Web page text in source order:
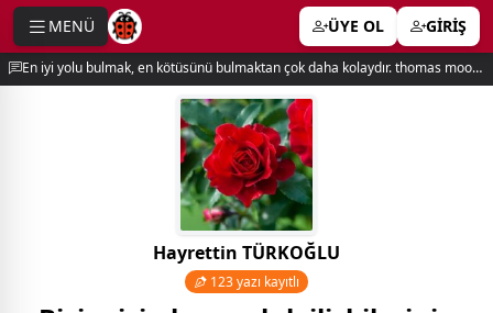
MENÜ ÜYE OL GİRİŞ
En iyi yolu bulmak, en kötüsünü bulmaktan çok daha kolaydır. thomas moore
Hayrettin TÜRKOĞLU
123 yazı kayıtlı
menu